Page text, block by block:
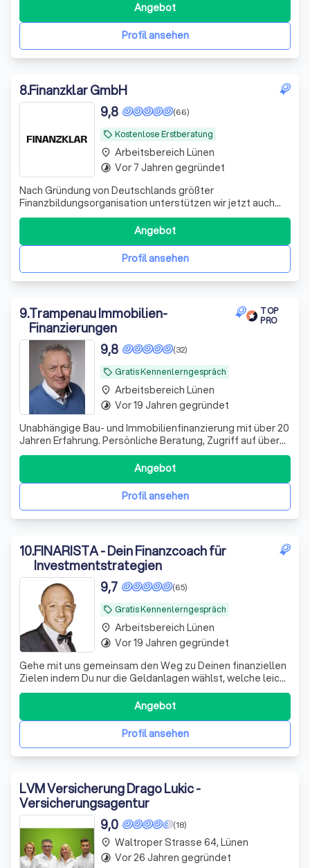
Profil ansehen
Angebot
8.Finanzklar GmbH
local_offer Kostenlose Erstberatung
(66)
9,8
Nach Gründung von Deutschlands größter
Finanzbildungsorganisation unterstützen wir jetzt auch
bei der Umsetzung. Bekannt aus ZDF, ARD, RTL und vielen
Profil ansehen
Angebot
place Arbeitsbereich Lünen
timelapse Vor 7 Jahren gegründet
9.Trampenau Immobilien-
Finanzierungen
TOP
PRO
local_offer Gratis Kennenlerngespräch
(32)
9,8
Unabhängige Bau- und Immobilienfinanzierung mit über 20
Jahren Erfahrung. Persönliche Beratung, Zugriff auf über
700 Finanzierungspartner und verständliche Begleitung
bis zur Darlehenszusage.
Profil ansehen
Angebot
place Arbeitsbereich Lünen
timelapse Vor 19 Jahren gegründet
10.FINARISTA - Dein Finanzcoach für
Investmentstrategien
local_offer Gratis Kennenlerngespräch
(65)
9,7
Gehe mit uns gemeinsam den Weg zu Deinen finanziellen
Zielen indem Du nur die Geldanlagen wählst, welche leicht
verständlich, transparent, renditestark und kostengünstig
mehr Gewinn durch prognosefreies Investieren.
Profil ansehen
Angebot
place Arbeitsbereich Lünen
timelapse Vor 19 Jahren gegründet
LVM Versicherung Drago Lukic -
Versicherungsagentur
(18)
9,0
place Waltroper Strasse 64, Lünen
timelapse Vor 26 Jahren gegründet